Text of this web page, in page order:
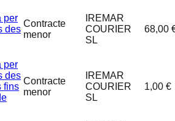
per
des
Contracte
menor
IREMAR
COURIER
SL
68,00
per
des
fins
Contracte
menor
IREMAR
COURIER
SL
1,00 €